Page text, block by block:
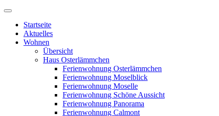
Startseite
Aktuelles
Wohnen
Übersicht
Haus Osterlämmchen
Ferienwohnung Osterlämmchen
Ferienwohnung Moselblick
Ferienwohnung Moselle
Ferienwohnung Schöne Aussicht
Ferienwohnung Panorama
Ferienwohnung Calmont